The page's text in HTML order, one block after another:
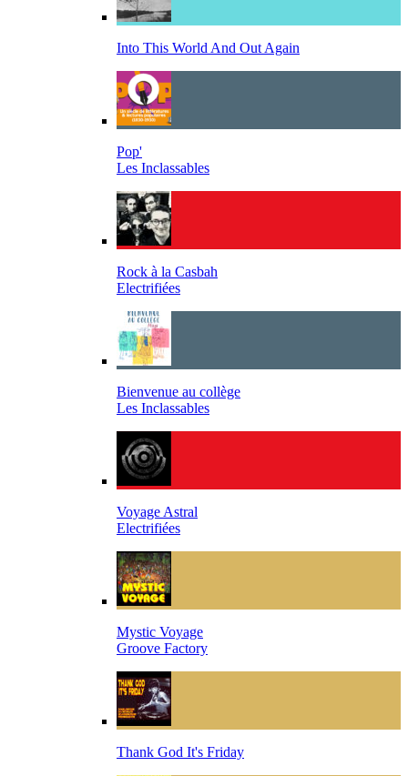
Into This World And Out Again
Pop'
Les Inclassables
Rock à la Casbah
Electrifiées
Bienvenue au collège
Les Inclassables
Voyage Astral
Electrifiées
Mystic Voyage
Groove Factory
Thank God It's Friday